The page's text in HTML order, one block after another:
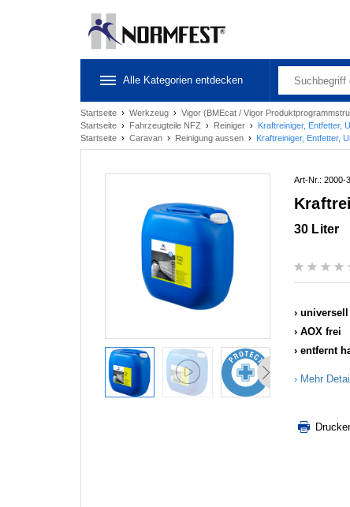
Alle Kategorien entdecken
Startseite › Werkzeug › Vigor (BMEcat / Vigor
Startseite › Fahrzeugteile NFZ › Reiniger › Kraftreiniger, Entfetter,
Startseite › Caravan › Reinigung aussen › Kraftreiniger, Entfetter,
Art-Nr.: 2000-
30 Liter
AOX frei
entfernt
Mehr